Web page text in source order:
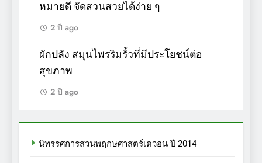
หมายดี จัดสวนสวยได้ง่าย ๆ
2 ปี ago
ผักปลัง สมุนไพรริมรั้วที่มีประโยชน์ต่อ
สุขภาพ
2 ปี ago
นิทรรศการสวนพฤกษศาสตร์เดวอน ปี 2014